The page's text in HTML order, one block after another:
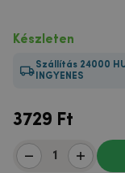
Készleten
Szállítás 24000
INGYENES
3729 Ft